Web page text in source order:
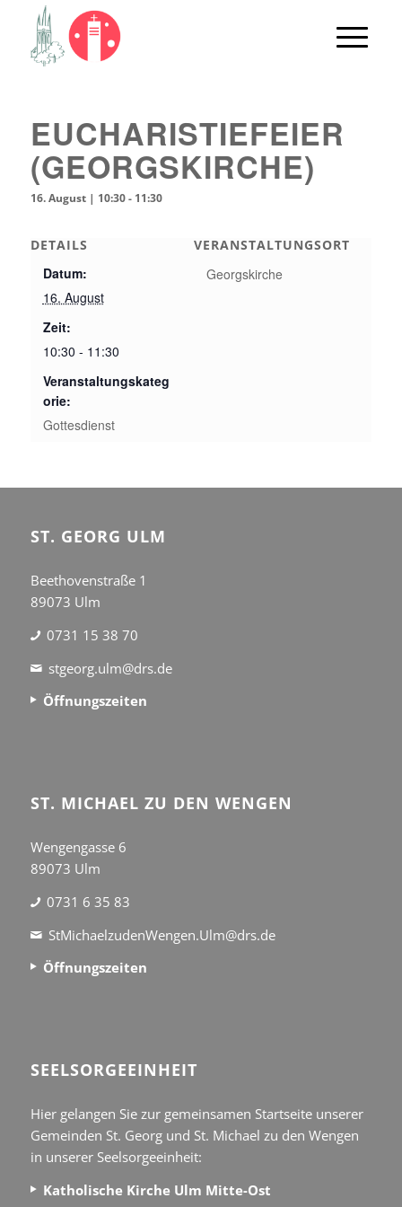
EUCHARISTIEFEIER
(GEORGSKIRCHE)
16. August | 10:30- 11:30
DETAILS
Datum:
16. August
Zeit:
10:30 - 11:30
Veranstaltungskateg
orie:
Gottesdienst
VERANSTALTUNGSORT
Georgskirche
ST. GEORG ULM
Beethovenstraße 1
89073 Ulm
0731 15 38 70
stgeorg.ulm@drs.de
Öffnungszeiten
ST. MICHAEL ZU DEN WENGEN
Wengengasse 6
89073 Ulm
0731 6 35 83
StMichaelzudenWengen.Ulm@drs.de
Öffnungszeiten
SEEL­SORGE­EINHEIT
Hier gelangen Sie zur gemeinsamen Startseite unserer
Gemeinden St. Georg und St. Michael zu den Wengen
in unserer Seelsorgeeinheit:
Katholische Kirche Ulm Mitte-Ost